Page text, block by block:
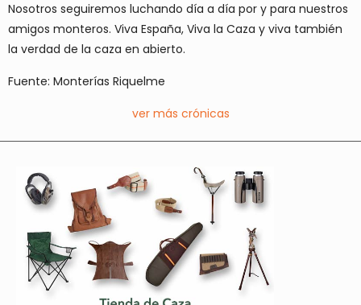
Nosotros seguiremos luchando día a día por y para nuestros
amigos monteros. Viva España, Viva la Caza y viva también
la verdad de la caza en abierto.
Fuente: Monterías Riquelme
ver más crónicas